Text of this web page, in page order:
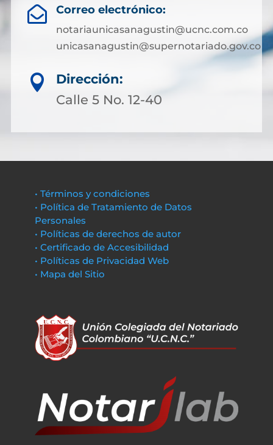
 Correo electrónico:
notariaunicasanagustin@ucnc.com.co
unicasanagustin@supernotariado.gov.co

Dirección:
Calle 5 No. 12-40
• Términos y condiciones
• Política de Tratamiento de Datos
Personales
• Políticas de derechos de autor
• Certificado de Accesibilidad
• Políticas de Privacidad Web
• Mapa del Sitio